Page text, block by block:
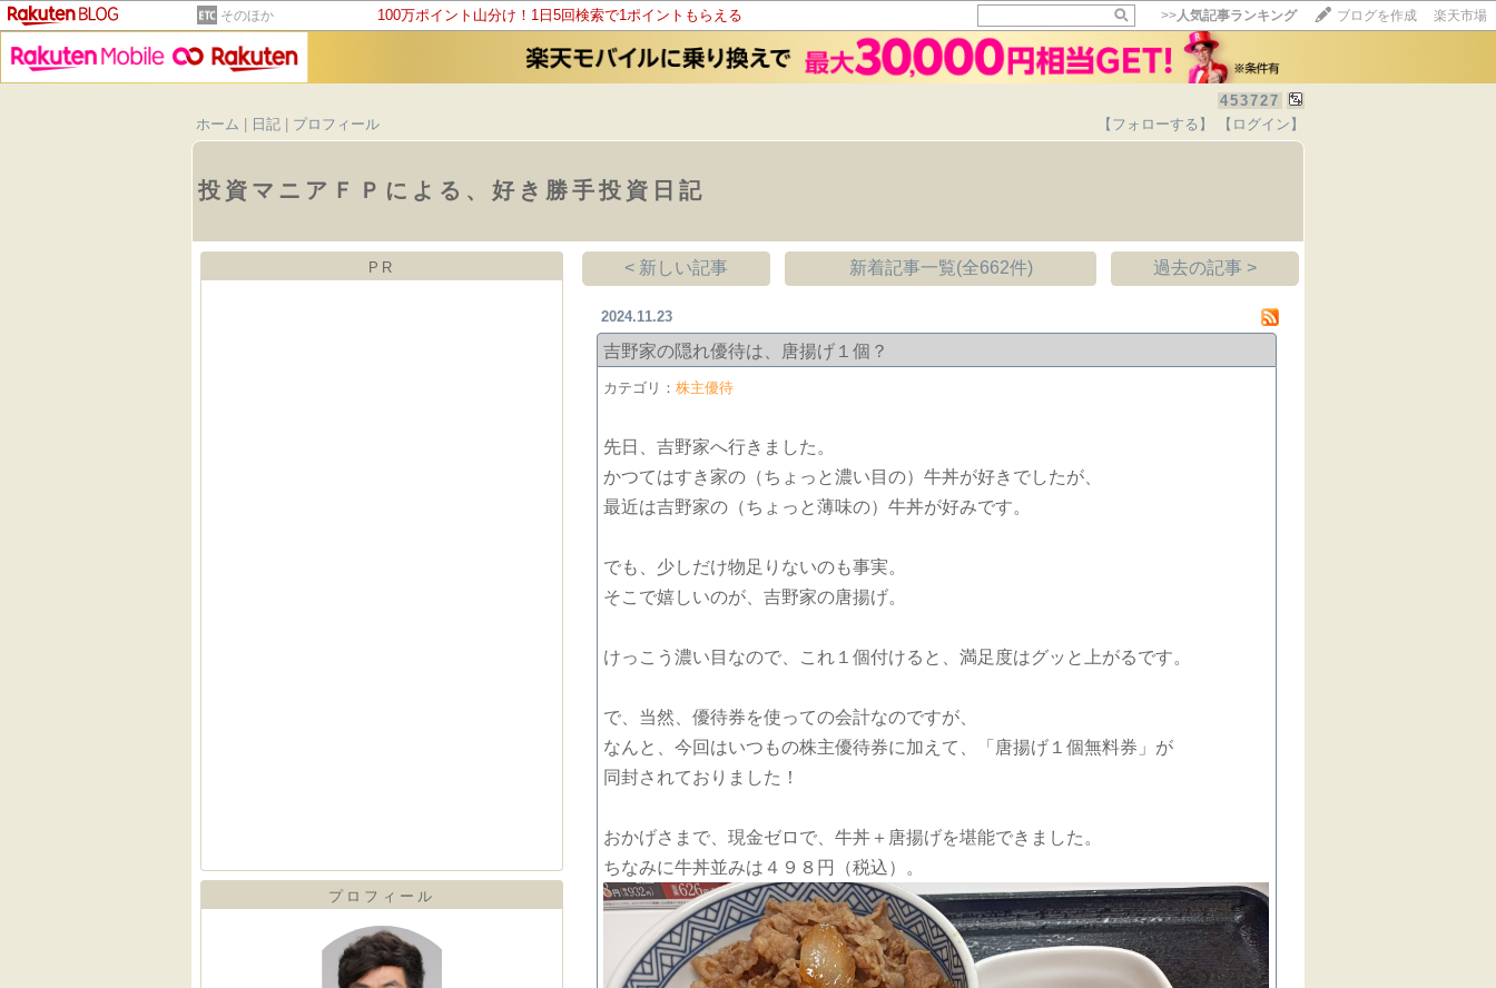
そのほか 100万ポイント山分け！1日5回検索で1ポイントもらえる >>人気記事ランキング ブログを作成 楽天市場
453727
ホーム
日記 プロフィール 【フォローする】 【ログイン】
投資マニアＦＰによる、好き勝手投資日記
PR
プロフィール
< 新しい記事 新着記事一覧(全662件) 過去の記事 >
2024.11.23
吉野家の隠れ優待は、唐揚げ１個？
カテゴリ：株主優待
先日、吉野家へ行きました。
かつてはすき家の（ちょっと濃い目の）牛丼が好きでしたが、
最近は吉野家の（ちょっと薄味の）牛丼が好みです。
でも、少しだけ物足りないのも事実。
そこで嬉しいのが、吉野家の唐揚げ。
けっこう濃い目なので、これ１個付けると、満足度はグッと上がるです。
で、当然、優待券を使っての会計なのですが、
なんと、今回はいつもの株主優待券に加えて、「唐揚げ１個無料券」が
同封されておりました！
おかげさまで、現金ゼロで、牛丼＋唐揚げを堪能できました。
ちなみに牛丼並みは４９８円（税込）。